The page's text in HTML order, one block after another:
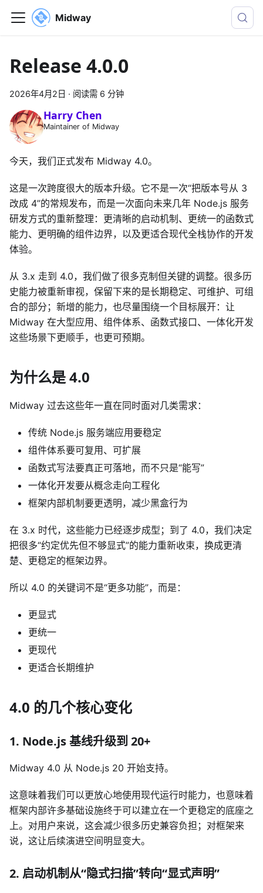
Midway
Release 4.0.0
2026年4月2日 · 阅读需 6 分钟
Harry Chen
Maintainer of Midway
今天，我们正式发布 Midway 4.0。
这是一次跨度很大的版本升级。它不是一次“把版本号从 3
改成 4”的常规发布，而是一次面向未来几年 Node.js 服务
研发方式的重新整理：更清晰的启动机制、更统一的函数式
能力、更明确的组件边界，以及更适合现代全栈协作的开发
体验。
从 3.x 走到 4.0，我们做了很多克制但关键的调整。很多历
史能力被重新审视，保留下来的是长期稳定、可维护、可组
合的部分；新增的能力，也尽量围绕一个目标展开：让
Midway 在大型应用、组件体系、函数式接口、一体化开发
这些场景下更顺手，也更可预期。
为什么是 4.0
Midway 过去这些年一直在同时面对几类需求：
传统 Node.js 服务端应用要稳定
组件体系要可复用、可扩展
函数式写法要真正可落地，而不只是“能写”
一体化开发要从概念走向工程化
框架内部机制要更透明，减少黑盒行为
在 3.x 时代，这些能力已经逐步成型；到了 4.0，我们决定
把很多“约定优先但不够显式”的能力重新收束，换成更清
楚、更稳定的框架边界。
所以 4.0 的关键词不是“更多功能”，而是：
更显式
更统一
更现代
更适合长期维护
4.0 的几个核心变化
1. Node.js 基线升级到 20+
Midway 4.0 从 Node.js 20 开始支持。
这意味着我们可以更放心地使用现代运行时能力，也意味着
框架内部许多基础设施终于可以建立在一个更稳定的底座之
上。对用户来说，这会减少很多历史兼容负担；对框架来
说，这让后续演进空间明显变大。
2. 启动机制从“隐式扫描”转向“显式声明”